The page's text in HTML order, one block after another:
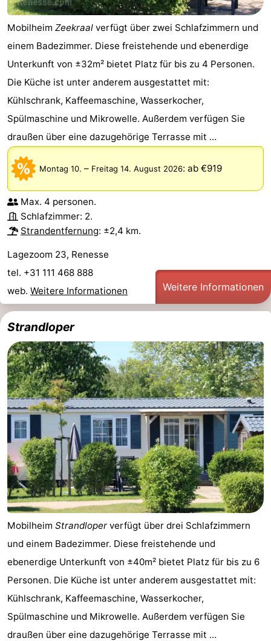
Mobilheim Zeekraal verfügt über zwei Schlafzimmern und
einem Badezimmer. Diese freistehende und ebenerdige
Unterkunft von ±32m² bietet Platz für bis zu 4 Personen.
Die Küche ist unter anderem ausgestattet mit:
Kühlschrank, Kaffeemaschine, Wasserkocher,
Spülmaschine und Mikrowelle. Außerdem verfügen Sie
draußen über eine dazugehörige Terrasse mit ...
Montag 10. – Freitag 14. August 2026: ab €919
Max. 4 personen.
Schlafzimmer: 2.
Strandentfernung: ±2,4 km.
Lagezoom 23, Renesse
tel. +31 111 468 888
web. Weitere Informationen Weitere Informationen
Strandloper
Mobilheim Strandloper verfügt über drei Schlafzimmern
und einem Badezimmer. Diese freistehende und
ebenerdige Unterkunft von ±40m² bietet Platz für bis zu 6
Personen. Die Küche ist unter anderem ausgestattet mit:
Kühlschrank, Kaffeemaschine, Wasserkocher,
Spülmaschine und Mikrowelle. Außerdem verfügen Sie
draußen über eine dazugehörige Terrasse mit ...